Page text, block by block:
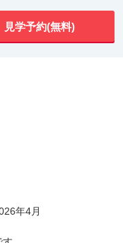
見学予約(無料)
年4月